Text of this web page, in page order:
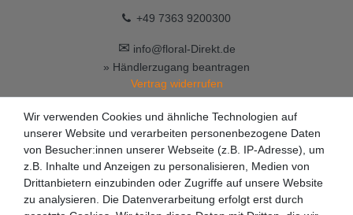
+49 7363 9200300
✉ info@floral-Direkt.de
» Händlerzugang beantragen
Vertrag widerrufen
Wir verwenden Cookies und ähnliche Technologien auf
unserer Website und verarbeiten personenbezogene Daten
von Besucher:innen unserer Webseite (z.B. IP-Adresse), um
z.B. Inhalte und Anzeigen zu personalisieren, Medien von
Drittanbietern einzubinden oder Zugriffe auf unsere Website
zu analysieren. Die Datenverarbeitung erfolgt erst durch